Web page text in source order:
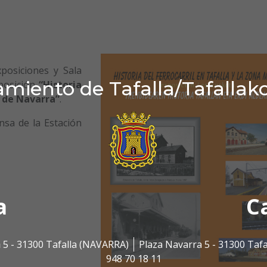
de Tafalla/
- 31300 Tafalla (NAVARRA)
Plaza Navarra 5 - 31300
948 70 18 11
y Sala
“Historia
Navarra”.
de la Estación